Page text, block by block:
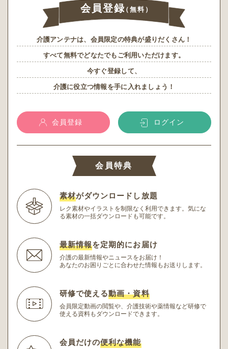
会員登録（無料）
介護アンテナは、会員限定の特典が盛りだくさん！
すべて無料でどなたでもご利用いただけます。
今すぐ登録して、
介護に役立つ情報を手に入れましょう！
会員登録 ログイン
会員特典
素材がダウンロードし放題
レク素材やイラストを制限なく利用できます。 気にな
る素材の一括ダウンロードも可能です。
最新情報を定期的にお届け
介護の最新情報やニュースをお届け！
あなたのお困りごとに合わせた情報もお送りします。
研修で使える動画・資料
会員限定動画の閲覧や、介護技術や薬情報など研修で
使える資料もダウンロードできます。
会員だけの便利な機能